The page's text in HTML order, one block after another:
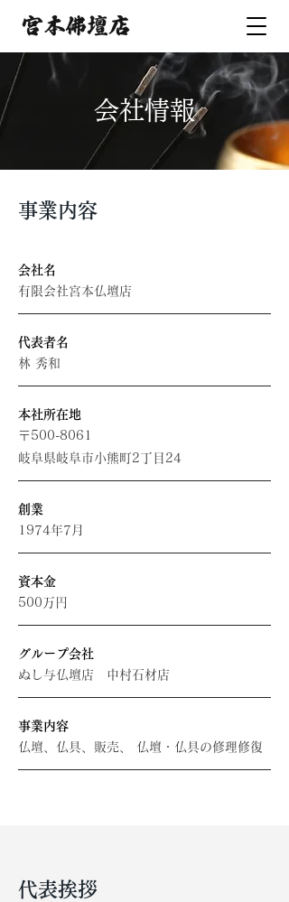
会社情報
​事業内容
​会社名
有限会社宮本仏壇店
代表者名
林 秀和
​本社所在地
〒500-8061
岐阜県岐阜市小熊町2丁目24
創業
1974年7月
資本金
500万円
グループ会社
ぬし与仏壇店 中村石材店
事業内容
仏壇、仏具、販売、 仏壇・仏具の修理修復
代表挨拶